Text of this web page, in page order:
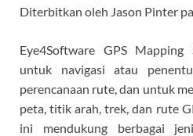
Diterbitkan oleh Jason Pinter
Eye4Software GPS
untuk navigasi atau
perencanaan rute, dan untuk
peta, titik arah, trek, dan rute
ini mendukung berbagai